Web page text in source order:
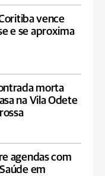
vence
e se aproxima
morta
na Vila Odete
agendas com
em